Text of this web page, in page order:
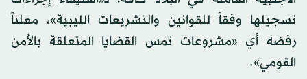
تسجيلها وفقاً للقوانين والتشريعات الليبية»، معلناً
رفضه أي «مشروعات تمس القضايا المتعلقة بالأمن
القومي».